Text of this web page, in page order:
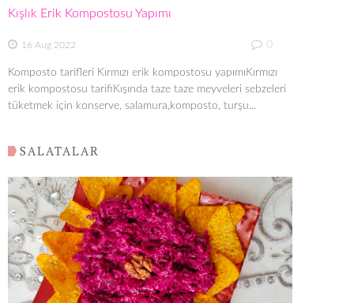
Kışlık Erik Kompostosu Yapımı
16 Aug 2022 0
Komposto tarifleri Kırmızı erik kompostosu yapımıKırmızı
erik kompostosu tarifiKışında taze taze meyveleri sebzeleri
tüketmek için konserve, salamura,komposto, turşu...
SALATALAR